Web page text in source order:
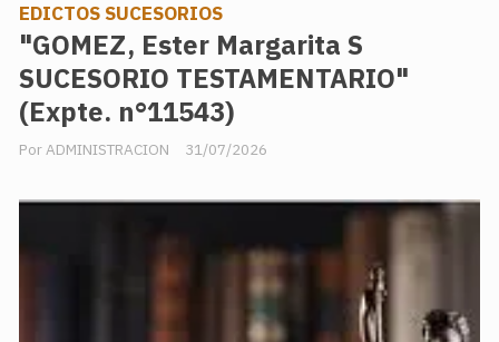
"GOMEZ, Ester Margarita S
SUCESORIO TESTAMENTARIO"
(Expte. n°11543)
ADMINISTRACION
EDICTOS SUCESORIOS
31/07/2026